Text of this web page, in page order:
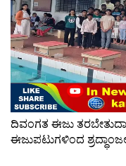
ದಿವಂಗತ ಈಜು
ಈಜುಪಟುಗಳಿಂದ